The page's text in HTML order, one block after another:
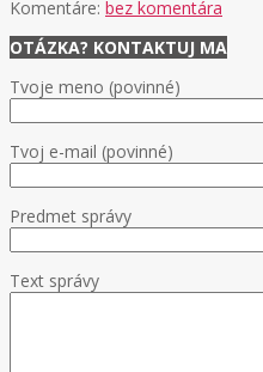
Komentáre: bez komentára
OTÁZKA? KONTAKTUJ MA
Tvoje meno (povinné)
Tvoj e-mail (povinné)
Predmet správy
Text správy